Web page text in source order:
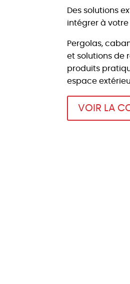
Des solutions
intégrer à
Pergolas,
et solutions de
produits
espace
VOIR LA